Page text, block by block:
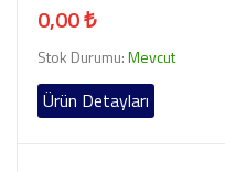
0,00 ₺
Stok Durumu:Mevcut
Ürün Detayları